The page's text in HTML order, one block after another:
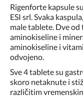
Rigenforte kapsule
ESI srl. Svaka
male tablete. Dve
aminokiseline i
aminokiseline i
odvojeno.
Sve 4 tablete su
skoro netaknute i
različitim